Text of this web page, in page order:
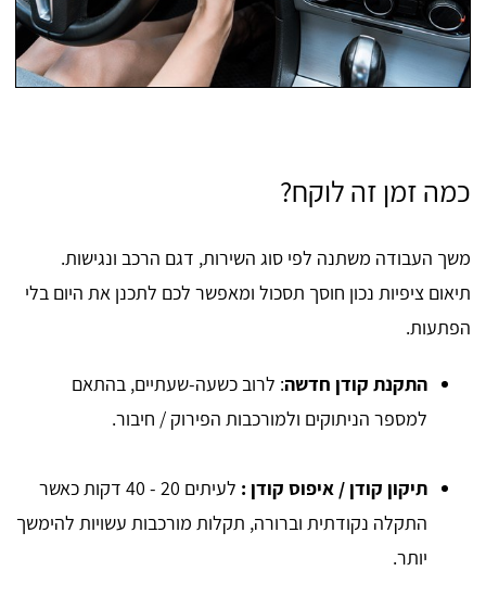
כמה זמן זה לוקח?
משך העבודה משתנה לפי סוג השירות, דגם הרכב ונגישות.
תיאום ציפיות נכון חוסך תסכול ומאפשר לכם לתכנן את היום בלי
הפתעות.
התקנת קודן חדשה: לרוב כשעה-שעתיים, בהתאם
למספר הניתוקים ולמורכבות הפירוק / חיבור.
תיקון קודן / איפוס קודן :
לעיתים 20 - 40 דקות כאשר
התקלה נקודתית וברורה, תקלות מורכבות עשויות להימשך
יותר.